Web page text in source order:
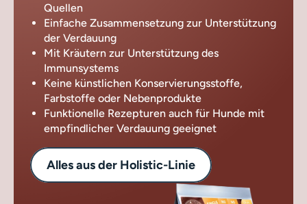
Quellen
Einfache Zusammensetzung zur Unterstützung
der Verdauung
Mit Kräutern zur Unterstützung des
Immunsystems
Keine künstlichen Konservierungsstoffe,
Farbstoffe oder Nebenprodukte
Funktionelle Rezepturen auch für Hunde mit
empfindlicher Verdauung geeignet
Alles aus der Holistic-Linie